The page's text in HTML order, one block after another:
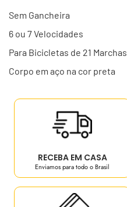
Sem Gancheira
6 ou 7 Velocidades
Para Bicicletas de 21 Marchas
Corpo em aço na cor preta
RECEBA EM CASA
Enviamos para todo o Brasil